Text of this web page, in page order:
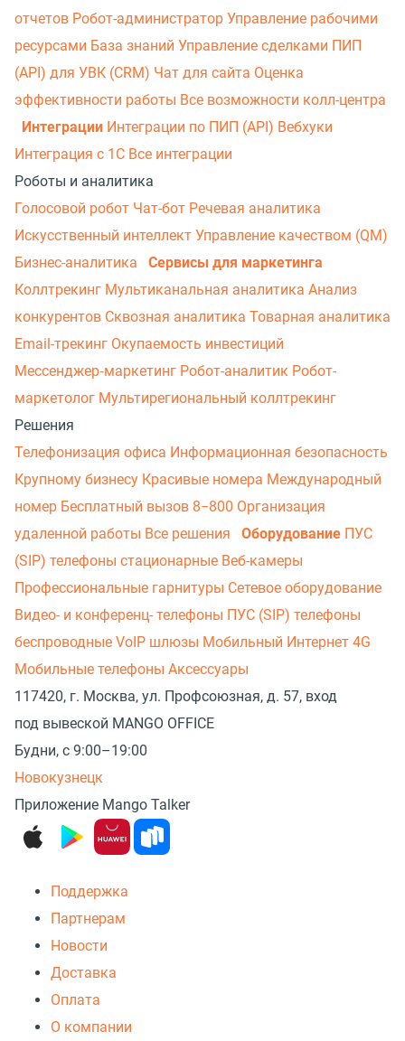
отчетов Робот-администратор Управление рабочими
ресурсами База знаний Управление сделками ПИП
(API) для УВК (CRM) Чат для сайта Оценка
эффективности работы Все возможности колл-центра
Интеграции Интеграции по ПИП (API) Вебхуки
Интеграция с 1С Все интеграции
Роботы и аналитика
Голосовой робот Чат-бот Речевая аналитика
Искусственный интеллект Управление качеством (QM)
Бизнес-аналитика
Сервисы для маркетинга
Коллтрекинг Мультиканальная аналитика Анализ
конкурентов Сквозная аналитика Товарная аналитика
Email-трекинг Окупаемость инвестиций
Мессенджер‑маркетинг Робот-аналитик Робот-
маркетолог Мультирегиональный коллтрекинг
Решения
Телефонизация офиса Информационная безопасность
Крупному бизнесу Красивые номера Международный
номер Бесплатный вызов 8−800 Организация
удаленной работы Все решения Оборудование ПУС
(SIP) телефоны стационарные Веб-камеры
Профессиональные гарнитуры Сетевое оборудование
Видео- и конференц- телефоны ПУС (SIP) телефоны
беспроводные VoIP шлюзы Мобильный Интернет 4G
Мобильные телефоны Аксессуары
117420, г. Москва, ул. Профсоюзная, д. 57, вход
под вывеской MANGO OFFICE
Будни, с 9:00–19:00
Новокузнецк
Приложение Mango Talker
Поддержка
Партнерам
Новости
Доставка
Оплата
О компании